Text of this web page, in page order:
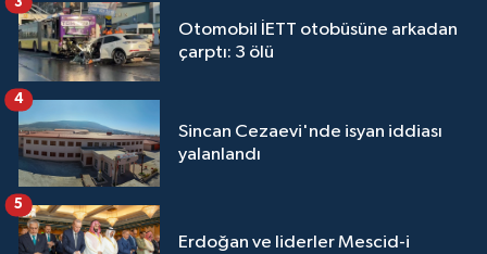
Otomobil İETT otobüsüne arkadan
çarptı: 3 ölü
Sincan Cezaevi'nde isyan iddiası
yalanlandı
4
Erdoğan ve liderler Mescid-i
5